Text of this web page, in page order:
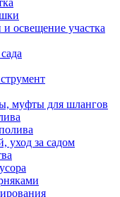
освещение участка
муфты для шлангов
уход за садом